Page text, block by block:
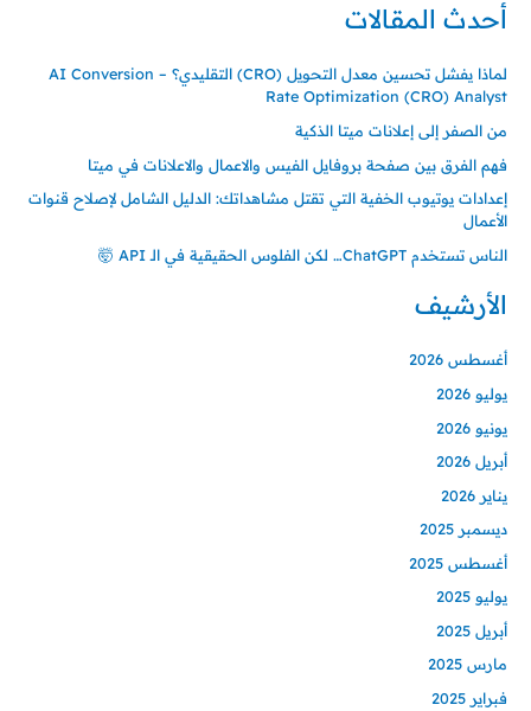
أحدث المقالات
لماذا يفشل تحسين معدل التحويل (CRO) التقليدي؟ – AI Conversion
Rate Optimization (CRO) Analyst
من الصفر إلى إعلانات ميتا الذكية
فهم الفرق بين صفحة بروفايل الفيس والاعمال والاعلانات في ميتا
إعدادات يوتيوب الخفية التي تقتل مشاهداتك: الدليل الشامل لإصلاح قنوات
الأعمال
الناس تستخدم ChatGPT… لكن الفلوس الحقيقية في الـ API 🤯
الأرشيف
أغسطس 2026
يوليو 2026
يونيو 2026
أبريل 2026
يناير 2026
ديسمبر 2025
أغسطس 2025
يوليو 2025
أبريل 2025
مارس 2025
فبراير 2025